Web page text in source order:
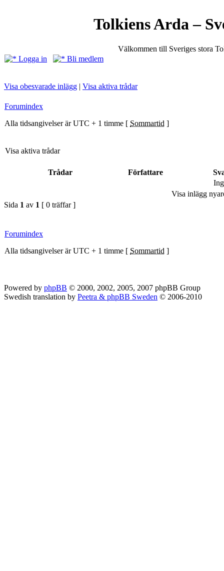
Tolkiens Arda –
Välkommen till Sveriges stora
Logga in
Bli medlem
Visa obesvarade inlägg | Visa aktiva trådar
Forumindex
Alla tidsangivelser är UTC + 1 timme [ Sommartid ]
Visa aktiva trådar
Trådar Författare
Visa inlägg
Sida 1 av 1 [ 0 träffar ]
Forumindex
Alla tidsangivelser är UTC + 1 timme [ Sommartid ]
Powered by phpBB © 2000, 2002, 2005, 2007 phpBB Group
Swedish translation by Peetra & phpBB Sweden © 2006-2010